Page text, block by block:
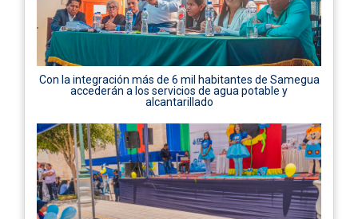
Con la integración más de 6 mil habitantes de Samegua
accederán a los servicios de agua potable y
alcantarillado